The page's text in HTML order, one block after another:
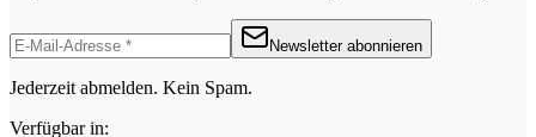
Newsletter abonnieren
Jederzeit abmelden. Kein Spam.
Verfügbar in: